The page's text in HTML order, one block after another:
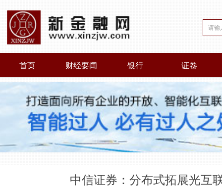
首页 财经要闻 银行 证卷
中信证券：分布式拓展光互